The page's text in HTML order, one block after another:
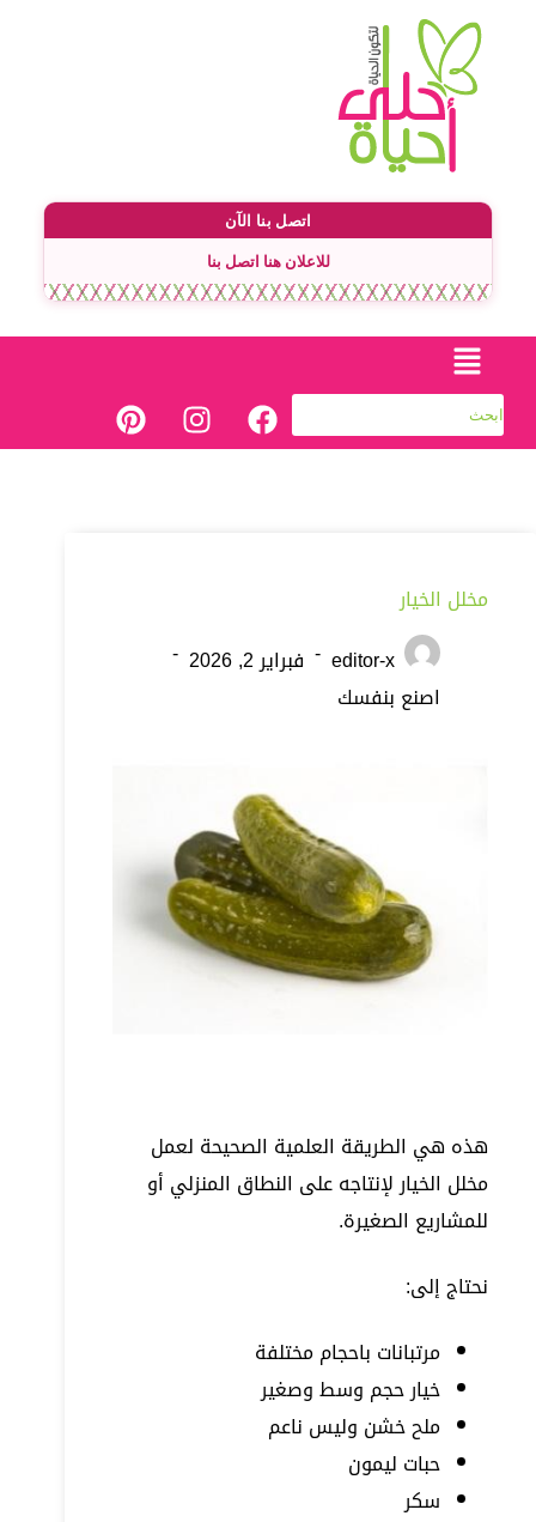
اتصل بنا الآن
للاعلان هنا اتصل بنا
مخلل الخيار
editor-x
فبراير 2, 2026
اصنع بنفسك
هذه هي الطريقة العلمية الصحيحة لعمل
مخلل الخيار لإنتاجه على النطاق المنزلي أو
للمشاريع الصغيرة.
نحتاج إلى:
مرتبانات باحجام مختلفة
خيار حجم وسط وصغير
ملح خشن وليس ناعم
حبات ليمون
سكر